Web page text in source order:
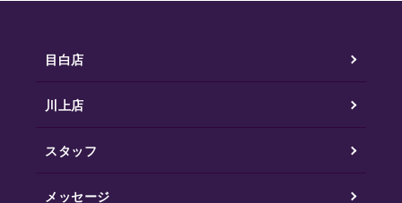
目白店
川上店
スタッフ
メッセージ